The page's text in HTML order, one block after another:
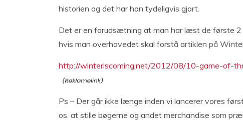
historien og det har han tydeligvis gjort.
Det er en forudsætning at man har læst de første 2
hvis man overhovedet skal forstå artiklen på
http://winteriscoming.net/2012/08/10-game-of-
Ps – Der går ikke længe inden vi lancerer vores
os, at stille bøgerne og andet merchandise som